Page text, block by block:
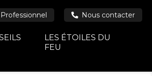
Nous contacter
LES ÉTOILES DU
FEU